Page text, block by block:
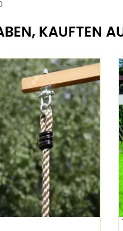
KAUFTEN